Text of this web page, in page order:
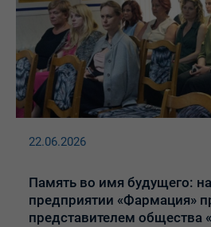
22.06.2026
Память во имя будущего:
предприятии «Фармация»
представителем общества